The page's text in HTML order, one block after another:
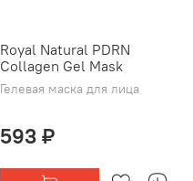
Royal Natural PDRN
Collagen Gel Mask
Гелевая маска для лица
593 ₽